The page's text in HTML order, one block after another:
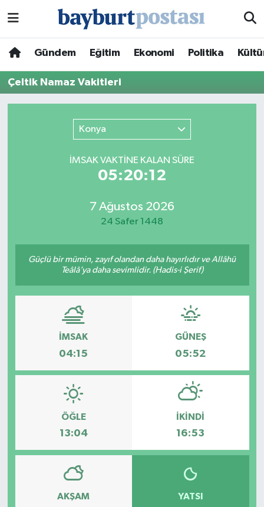
Gündem Eğitim Ekonomi Politika
Çeltik Namaz Vakitleri
Konya
İMSAK VAKTİNE KALAN SÜRE
05:20:12
7 Ağustos 2026
24 Safer 1448
Güçlü bir mümin, zayıf olandan daha hayırlıdır ve Allâhü
Teâlâ’ya daha sevimlidir. (Hadis-i Şerif)
İMSAK
04:15
GÜNEŞ
05:52
ÖĞLE
13:04
İKINDI
16:53
AKŞAM YATSI
Hava Durumu
Namaz Vakitleri
Trafik Durumu
Süper Lig Puan Durumu ve Fikstür
Son Dakika Haberleri
Haber Arşivi